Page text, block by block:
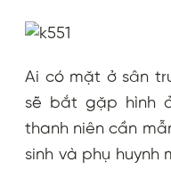
Ai có mặt ở sân
sẽ bắt gặp hình
thanh niên cần
sinh và phụ